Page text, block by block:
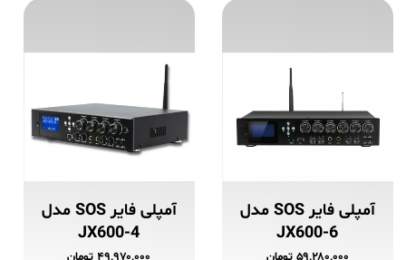
آمپلی فایر SOS مدل
JX600-6
آمپلی فایر SOS مدل
JX600-4